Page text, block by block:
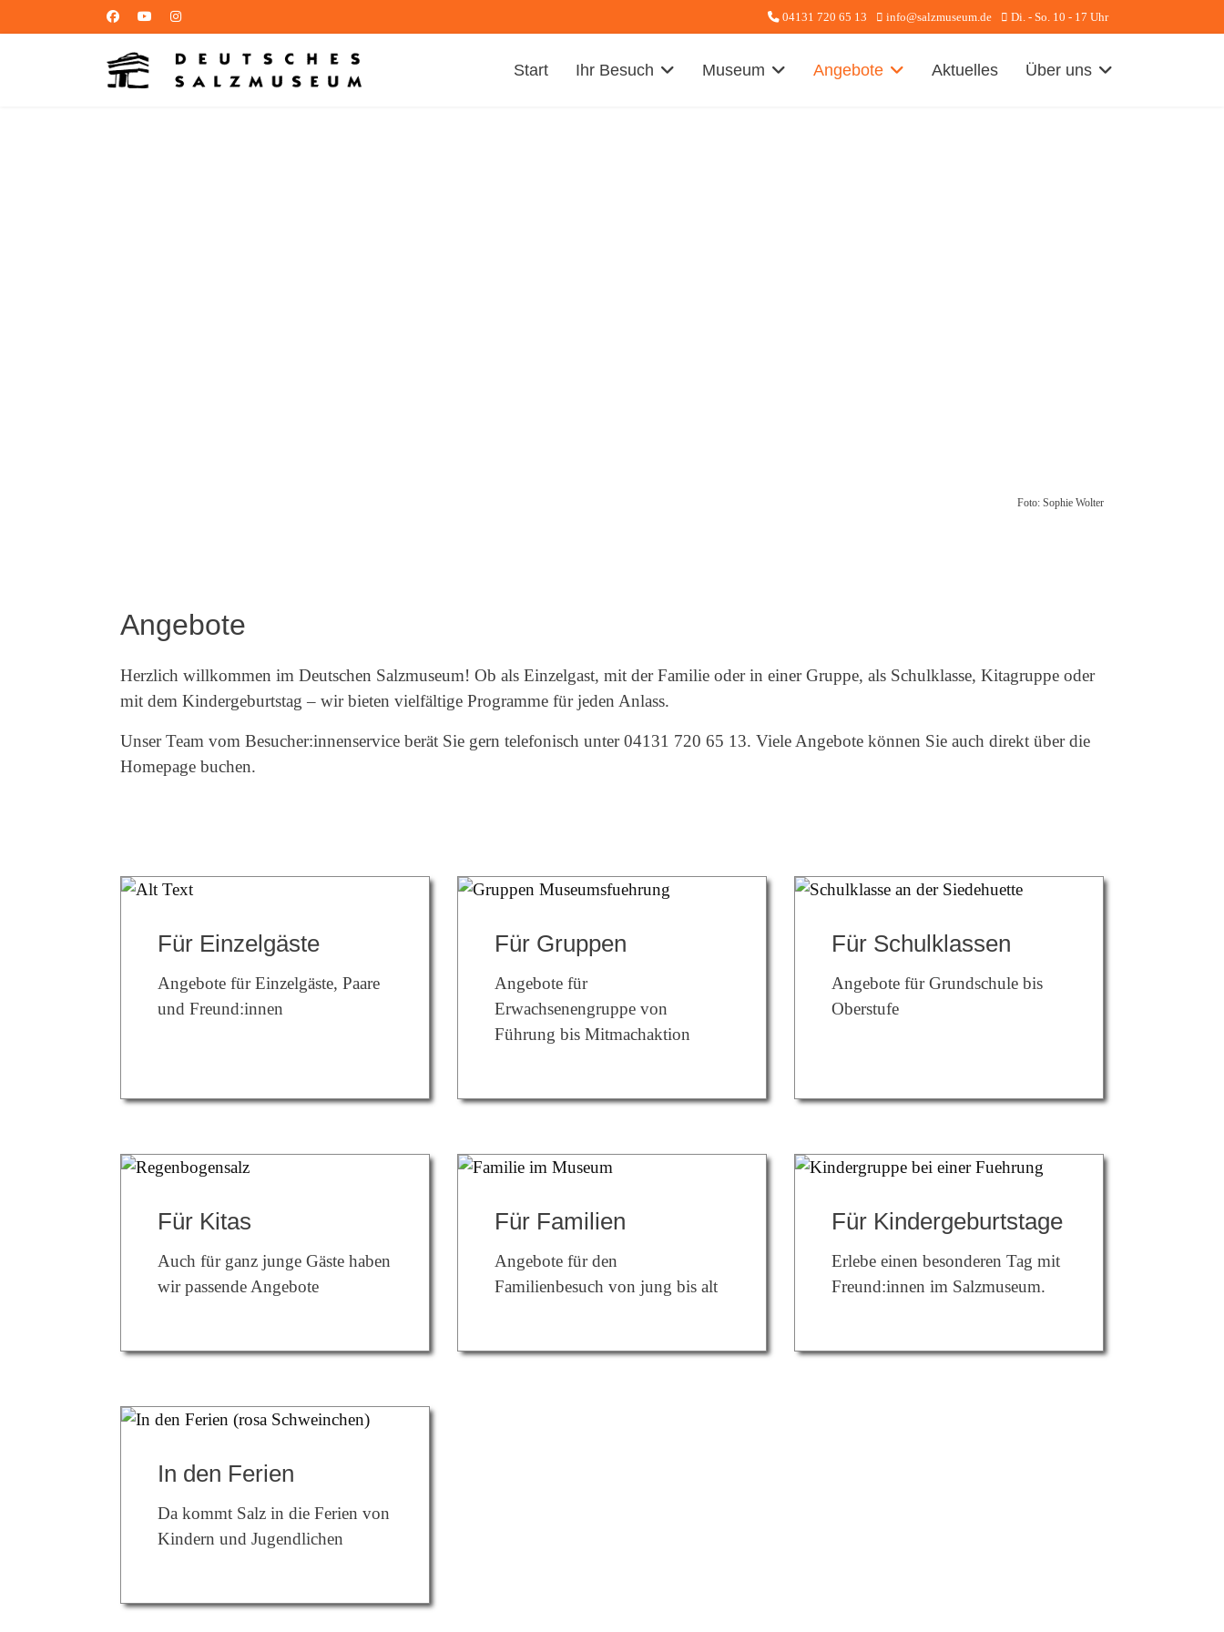
04131 720 65 13 info@salzmuseum.de Di. - So. 10 - 17 Uhr
Start Ihr Besuch Museum Angebote Aktuelles Über uns
Foto: Sophie Wolter
Angebote
Herzlich willkommen im Deutschen Salzmuseum! Ob als Einzelgast, mit der Familie oder in einer Gruppe, als Schulklasse, Kitagruppe oder
mit dem Kindergeburtstag – wir bieten vielfältige Programme für jeden Anlass.
Unser Team vom Besucher:innenservice berät Sie gern telefonisch unter 04131 720 65 13. Viele Angebote können Sie auch direkt über die
Homepage buchen.
Für Einzelgäste
Angebote für Einzelgäste, Paare
und Freund:innen
Für Gruppen
Angebote für
Erwachsenengruppe von
Führung bis Mitmachaktion
Für Schulklassen
Angebote für Grundschule bis
Oberstufe
Für Kitas
Auch für ganz junge Gäste haben
wir passende Angebote
Für Familien
Angebote für den
Familienbesuch von jung bis alt
Für Kindergeburtstage
Erlebe einen besonderen Tag mit
Freund:innen im Salzmuseum.
In den Ferien
Da kommt Salz in die Ferien von
Kindern und Jugendlichen